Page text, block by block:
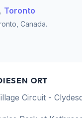
, Toronto
Canada.
ORT
Circuit -